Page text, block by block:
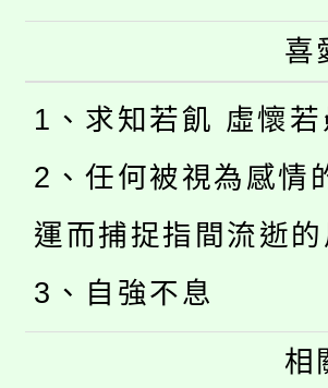
喜
1、求知若飢 虛懷若
2、任何被視為感情
運而捕捉指間流逝的
3、自強不息
相